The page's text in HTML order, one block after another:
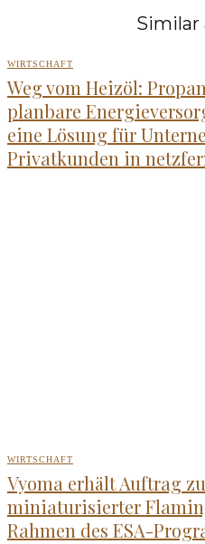
Similar
WIRTSCHAFT
Weg vom Heizöl:
planbare
eine Lösung für
Privatkunden in
WIRTSCHAFT
Vyoma erhält Auftrag
miniaturisierter
Rahmen des ESA-